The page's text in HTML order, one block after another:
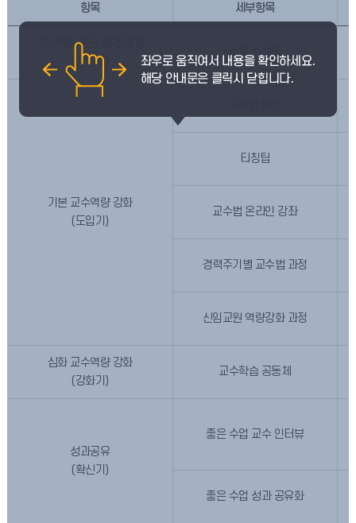
항목 세부항목
교수역량 진단 및 컨설팅
(탐색기)
수업 컨설팅
기본 교수역량 강화
(도입기)
티칭팁
교수법 온라인 강좌
경력주기별 교수법 과정
신임교원 역량강화 과정
심화 교수역량 강화
(강화기)
교수학습 공동체
성과공유
(확신기)
좋은 수업 교수 인터뷰
좋은 수업 성과 공유화